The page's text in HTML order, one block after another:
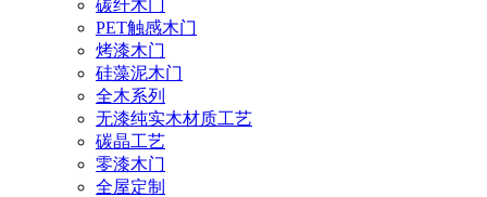
碳纤木门
PET触感木门
烤漆木门
硅藻泥木门
全木系列
无漆纯实木材质工艺
碳晶工艺
零漆木门
全屋定制